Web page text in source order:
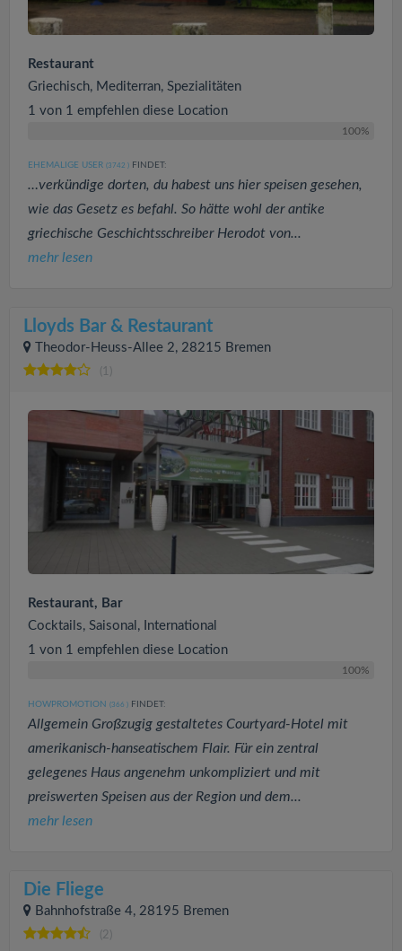
Restaurant
Griechisch, Mediterran, Spezialitäten
1 von 1 empfehlen diese Location
100%
EHEMALIGE USER (3742 ) FINDET:
…verkündige dorten, du habest uns hier speisen gesehen,
wie das Gesetz es befahl. So hätte wohl der antike
griechische Geschichtsschreiber Herodot von...
mehr lesen
Lloyds Bar & Restaurant
Theodor-Heuss-Allee 2, 28215 Bremen
(1)
Restaurant, Bar
Cocktails, Saisonal, International
1 von 1 empfehlen diese Location
100%
HOWPROMOTION (366 ) FINDET:
Allgemein Großzugig gestaltetes Courtyard-Hotel mit
amerikanisch-hanseatischem Flair. Für ein zentral
gelegenes Haus angenehm unkompliziert und mit
preiswerten Speisen aus der Region und dem...
mehr lesen
Die Fliege
Bahnhofstraße 4, 28195 Bremen
(2)